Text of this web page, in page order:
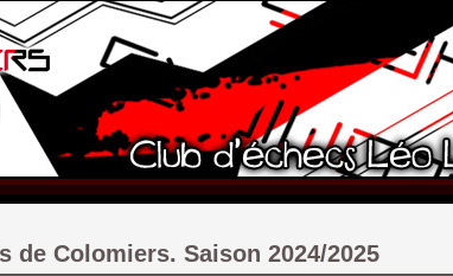
de Colomiers. Saison 2024/2025